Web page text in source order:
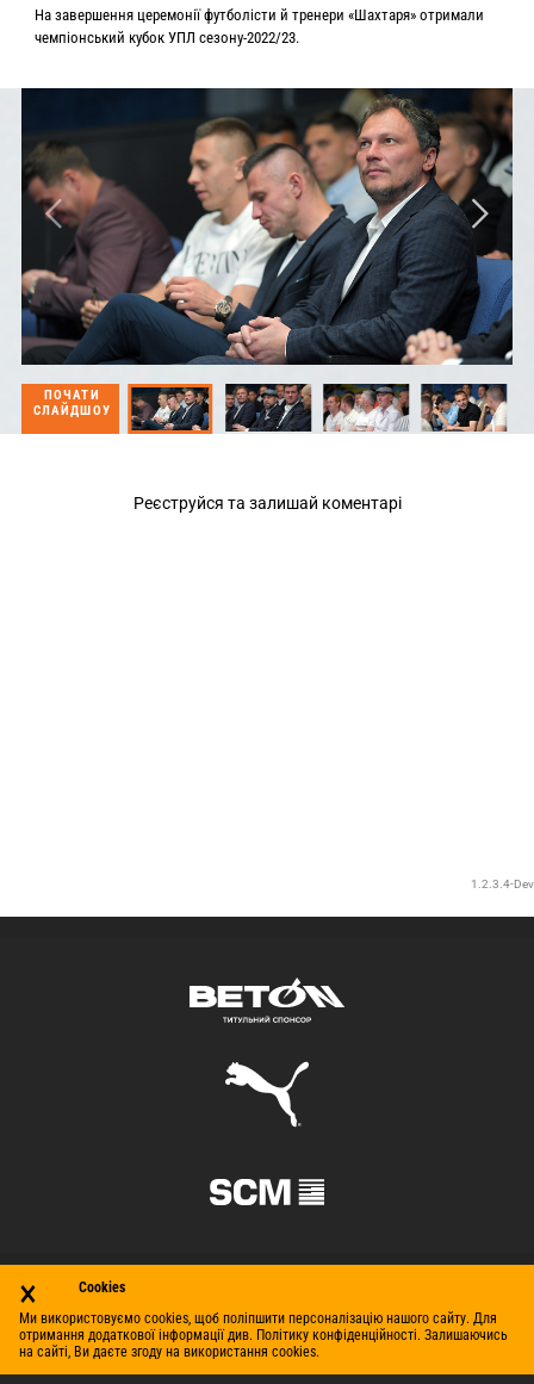
На завершення церемонії футболісти й тренери «Шахтаря» отримали
чемпіонський кубок УПЛ сезону-2022/23.
ПОЧАТИ
СЛАЙДШОУ
×
Cookies
Ми використовуємо cookies, щоб поліпшити персоналізацію нашого сайту. Для
отримання додаткової інформації див. Політику конфіденційності. Залишаючись
на сайті, Ви даєте згоду на використання cookies.